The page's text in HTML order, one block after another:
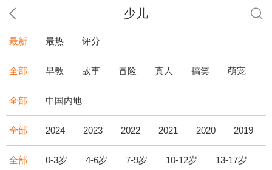
少儿
最新 最热 评分
全部 早教 故事 冒险 真人 搞笑 萌宠
全部 中国内地
全部 2024 2023 2022 2021 2020 2019
全部 0-3岁 4-6岁 7-9岁 10-12岁 13-17岁